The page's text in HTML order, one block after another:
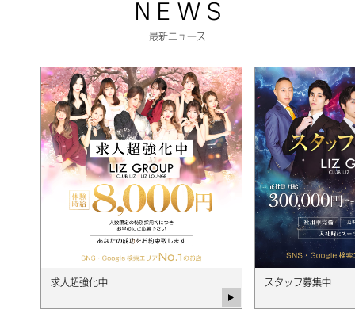
N E W S
最新ニュース
求人超強化中 スタッフ募集中